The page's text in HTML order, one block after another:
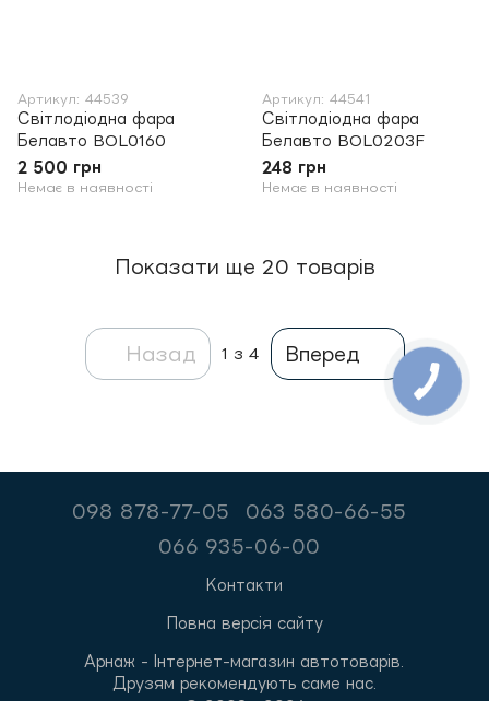
Артикул: 44539
Світлодіодна фара
Белавто BOL0160
2 500 грн
Немає в наявності
Артикул: 44541
Світлодіодна фара
Белавто BOL0203F
248 грн
Немає в наявності
Показати ще 20 товарів
Назад 1 з 4 Вперед
098 878-77-05
063 580-66-55
066 935-06-00
Контакти
Повна версія сайту
Арнаж - Інтернет-магазин автотоварів.
Друзям рекомендують саме нас.